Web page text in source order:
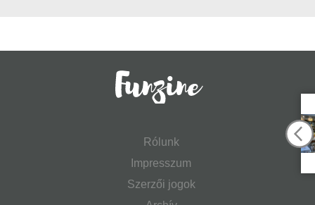
Rólunk
Impresszum
Szerzői jogok